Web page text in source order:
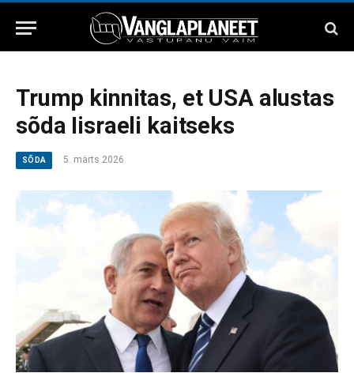
Trump kinnitas, et USA alustas
sõda Iisraeli kaitseks
SÕDA 5. märts 2026